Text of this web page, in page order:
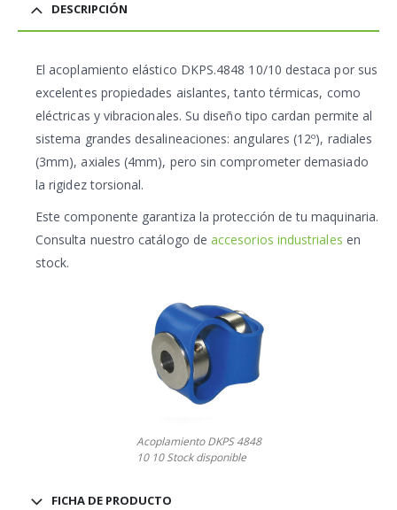
DESCRIPCIÓN
Elacoplamiento elástico DKPS.4848 10/10 destaca por sus
excelentes propiedades aislantes, tanto térmicas, como
eléctricas y vibracionales. Su diseño tipo cardan permite al
sistema grandes desalineaciones: angulares (12º), radiales
(3mm), axiales (4mm), pero sin comprometer demasiado
la rigidez torsional.
Este componente garantiza la protección de tu maquinaria.
Consulta nuestro catálogo deaccesorios industriales en
stock.
Acoplamiento DKPS 4848
10 10 Stock disponible
FICHA DE PRODUCTO